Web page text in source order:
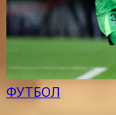
ФУТБОЛ